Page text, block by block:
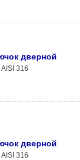
дверной
AISI 316
дверной
AISI 316